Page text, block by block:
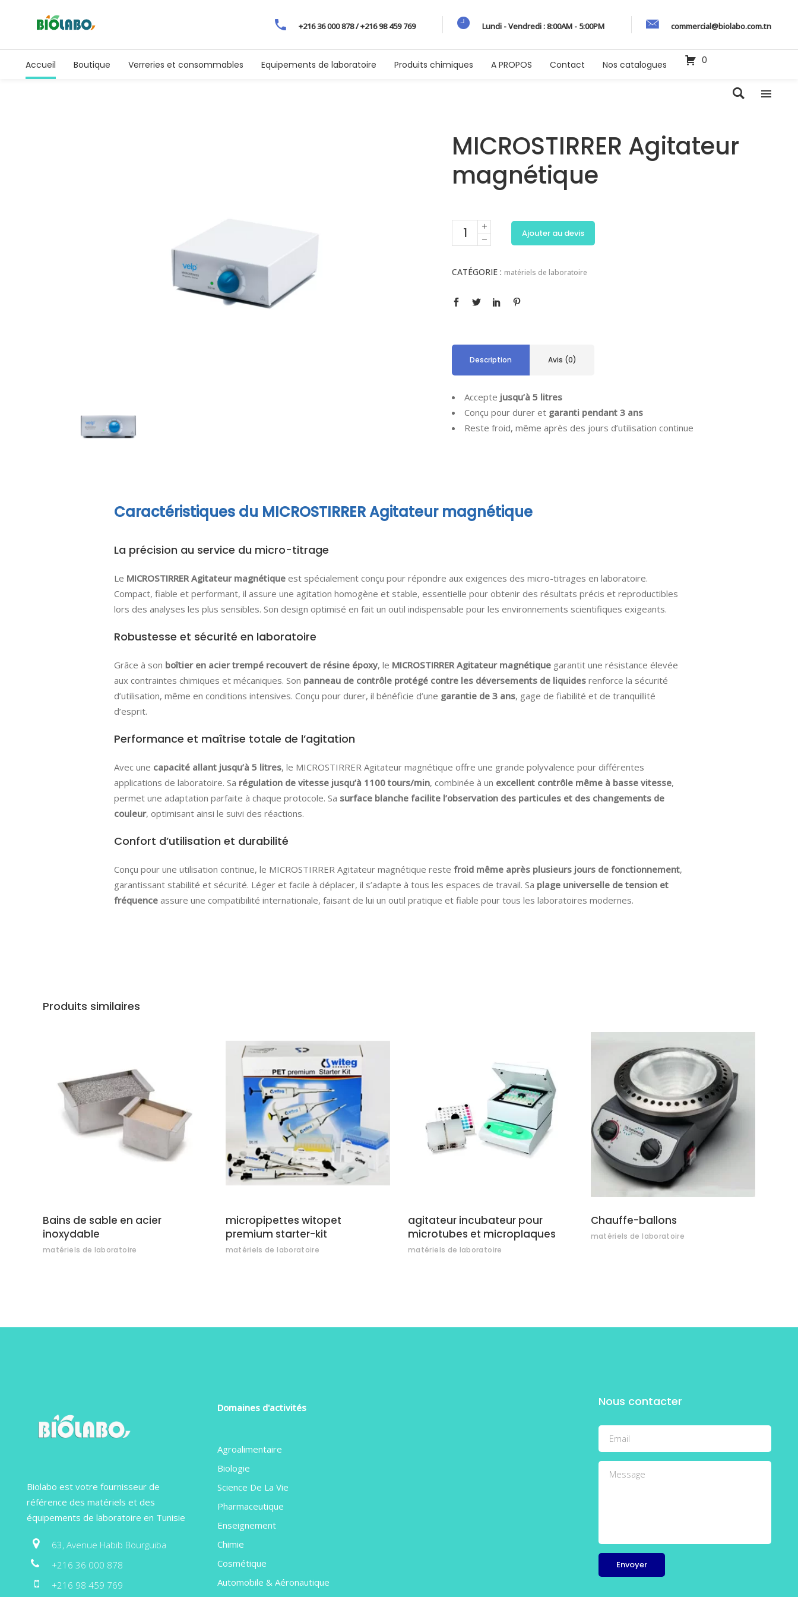
+216 36 000 878 / +216 98 459 769 Lundi - Vendredi : 8:00AM - 5:00PM commercial@biolabo.com.tn
Accueil Boutique Verreries et consommables Equipements de laboratoire Produits chimiques A PROPOS Contact Nos catalogues 0
MICROSTIRRER Agitateur
magnétique
Ajouter au devis
CATÉGORIE : matériels de laboratoire
Description Avis (0)
Accepte jusqu’à 5 litres
Conçu pour durer et garanti pendant 3 ans
Reste froid, même après des jours d’utilisation continue
Caractéristiques du MICROSTIRRER Agitateur magnétique
La précision au service du micro-titrage
Le MICROSTIRRER Agitateur magnétique est spécialement conçu pour répondre aux exigences des micro-titrages en laboratoire.
Compact, fiable et performant, il assure une agitation homogène et stable, essentielle pour obtenir des résultats précis et reproductibles
lors des analyses les plus sensibles. Son design optimisé en fait un outil indispensable pour les environnements scientifiques exigeants.
Robustesse et sécurité en laboratoire
Grâce à son boîtier en acier trempé recouvert de résine époxy, le MICROSTIRRER Agitateur magnétique garantit une résistance élevée
aux contraintes chimiques et mécaniques. Son panneau de contrôle protégé contre les déversements de liquides renforce la sécurité
d’utilisation, même en conditions intensives. Conçu pour durer, il bénéficie d’une garantie de 3 ans, gage de fiabilité et de tranquillité
d’esprit.
Performance et maîtrise totale de l’agitation
Avec une capacité allant jusqu’à 5 litres, le MICROSTIRRER Agitateur magnétique offre une grande polyvalence pour différentes
applications de laboratoire. Sa régulation de vitesse jusqu’à 1100 tours/min, combinée à un excellent contrôle même à basse vitesse,
permet une adaptation parfaite à chaque protocole. Sa surface blanche facilite l’observation des particules et des changements de
couleur, optimisant ainsi le suivi des réactions.
Confort d’utilisation et durabilité
Conçu pour une utilisation continue, le MICROSTIRRER Agitateur magnétique reste froid même après plusieurs jours de fonctionnement,
garantissant stabilité et sécurité. Léger et facile à déplacer, il s’adapte à tous les espaces de travail. Sa plage universelle de tension et
fréquence assure une compatibilité internationale, faisant de lui un outil pratique et fiable pour tous les laboratoires modernes.
Produits similaires
AJOUTER AU DEVIS
Bains de sable en acier
inoxydable
matériels de laboratoire
AJOUTER AU DEVIS
micropipettes witopet
premium starter-kit
matériels de laboratoire
AJOUTER AU DEVIS
agitateur incubateur pour
microtubes et microplaques
matériels de laboratoire
AJOUTER AU DEVIS
Chauffe-ballons
matériels de laboratoire
Biolabo est votre fournisseur de
référence des matériels et des
équipements de laboratoire en Tunisie
63, Avenue Habib Bourguiba
+216 36 000 878
+216 98 459 769
Domaines d'activités
Agroalimentaire
Biologie
Science De La Vie
Pharmaceutique
Enseignement
Chimie
Cosmétique
Automobile & Aéronautique
Nous contacter